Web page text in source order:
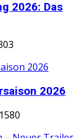
2026: Das
2026
1580